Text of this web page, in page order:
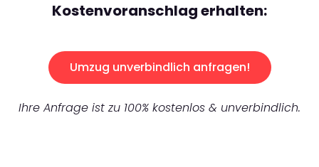
Kostenvoranschlag erhalten:
Umzug unverbindlich anfragen!
Ihre Anfrage ist zu 100% kostenlos & unverbindlich.